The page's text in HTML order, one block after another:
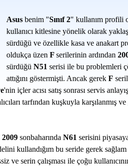
Asus benim "Sınıf 2" kullanım profili
kullanıcı kitlesine yönelik olarak
sürdüğü ve özellikle kasa ve anakart
oldukça üzen F serilerinin ardından
sürdüğü N51 serisi ile bu problemleri
attığını göstermişti. Ancak gerek F
'nin içler acısı satış sonrası servis
tarfından kuşkuyla karşılanmış ve
2009 sonbaharında N61 serisini
kullandığım bu seride gerek sağlam
ve serin çalışması ile çoğu